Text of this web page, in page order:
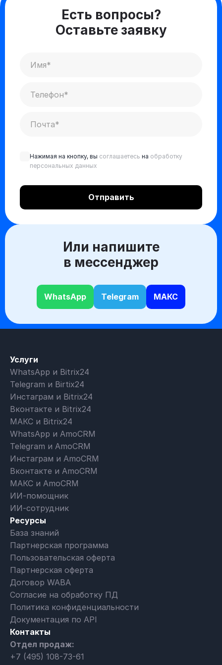
Есть вопросы?
Оставьте заявку
Нажимая на кнопку, вы соглашаетесь на обработку
персональных данных
Или напишите
в мессенджер
WhatsApp Telegram МАКС
Услуги
WhatsApp и Bitrix24
Telegram и Birtix24
Инстаграм и Bitrix24
Вконтакте и Bitrix24
МАКС и Bitrix24
WhatsApp и AmoCRM
Telegram и AmoCRM
Инстаграм и AmoCRM
Вконтакте и AmoCRM
МАКС и AmoCRM
ИИ-помощник
ИИ-сотрудник
Ресурсы
База знаний
Партнерская программа
Пользовательская оферта
Партнерская оферта
Договор WABA
Согласие на обработку ПД
Политика конфиденциальности
Документация по API
Контакты
Отдел продаж:
+7 (495) 108-73-61